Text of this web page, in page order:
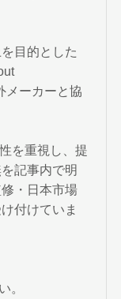
目的とした
メーカーと協
を重視し、提
記事内で明
・日本市場
付けていま
。